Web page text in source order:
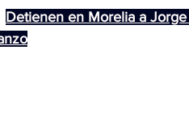
Detienen en Morelia a